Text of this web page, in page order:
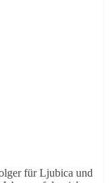
für Ljubica und